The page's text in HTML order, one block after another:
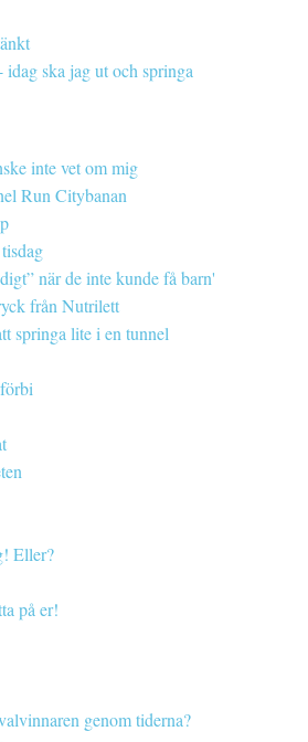
ska jag ut och springa
inte vet om mig
Run Citybanan
när de inte kunde få barn'
från Nutrilett
springa lite i en tunnel
Eller?
på er!
genom tiderna?